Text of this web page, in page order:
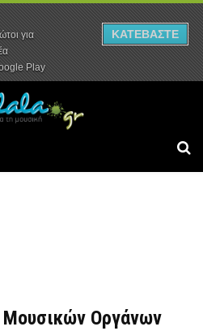
Ρεπορτάζ
Οργάνων
για
Play
ΚΑΤΕΒΑΣΤΕ